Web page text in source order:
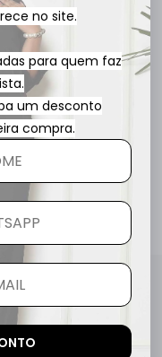
R$ 151,84
R$ 50,61
no site.
para quem faz
um desconto
compra.